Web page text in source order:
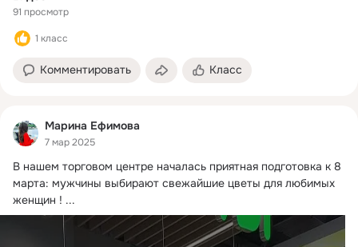
91 просмотр
1 класс
Комментировать Класс
Марина Ефимова
7 мар 2025
В нашем торговом центре началась приятная подготовка к 8
марта: мужчины выбирают свежайшие цветы для любимых
женщин ! ...